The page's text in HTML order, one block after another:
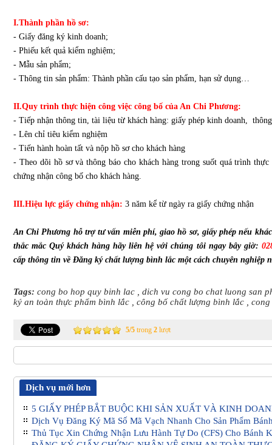
I.Thành phần hồ sơ:
- Giấy đăng ký kinh doanh;
- Phiếu kết quả kiểm nghiệm;
- Mẫu sản phẩm;
- Thông tin sản phẩm: Thành phần cấu tạo sản phẩm, hạn sử dụng…
II.Quy trình thực hiện công việc công bố của An Chi Phương:
- Tiếp nhận thông tin, tài liệu từ khách hàng: giấy phép kinh doanh,
- Lên chỉ tiêu kiểm nghiệm
- Tiến hành hoàn tất và nộp hồ sơ cho khách hàng
- Theo dõi hồ sơ và thông báo cho khách hàng trong suốt quá trình
chứng nhận công bố cho khách hàng.
III.Hiệu lực giấy chứng nhận: 3 năm kể từ ngày ra giấy chứng nhận
An Chi Phương hỗ trợ tư vấn miễn phí, giao hồ sơ, giấy phép nếu
thắc mắc Quý khách hàng hãy liên hệ với chúng tôi ngay bây giờ:
cấp thông tin về Đăng ký chất lượng bình lắc một cách chuyên nghiệp
Tags: cong bo hop quy binh lac
dich vu cong bo chat luong san
ký an toàn thực phẩm bình lắc
công bố chất lượng bình lắc cong
5/5 trong 2 lượt
Dịch vụ mới hơn
5 GIẤY PHÉP BẮT BUỘC KHI SẢN XUẤT VÀ KINH
Dịch Vụ Đăng Ký Mã Số Mã Vạch Nhanh Cho Sản Phẩm
Thủ Tục Xin Chứng Nhận Lưu Hành Tự Do (CFS) Cho Bánh